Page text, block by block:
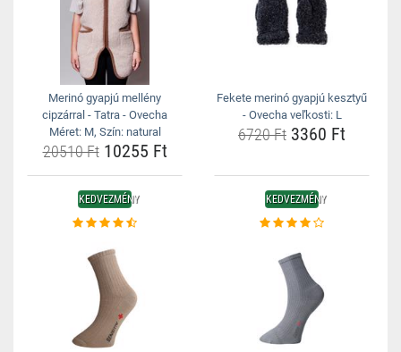
Merinó gyapjú mellény
cipzárral - Tatra - Ovecha
Méret: M, Szín: natural
20510 Ft10255 Ft
Fekete merinó gyapjú kesztyű
- Ovecha veľkosti: L
6720 Ft 3360 Ft
KEDVEZMÉNY KEDVEZMÉNY